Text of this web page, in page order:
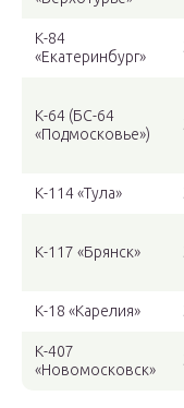
К-84
«Екатеринбург»
К-64 (БС-64
«Подмосковье»)
К-114 «Тула»
К-117 «Брянск»
К-18 «Карелия»
К-407
«Новомосковск»